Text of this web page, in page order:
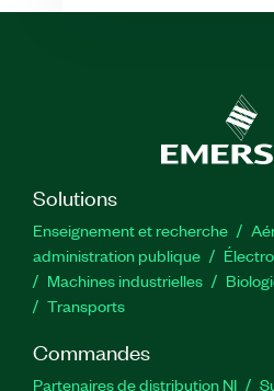
Solutions
Enseignement et recherche
administration publique
Machines industrielles
Transports
Commandes
Partenaires de distribution NI